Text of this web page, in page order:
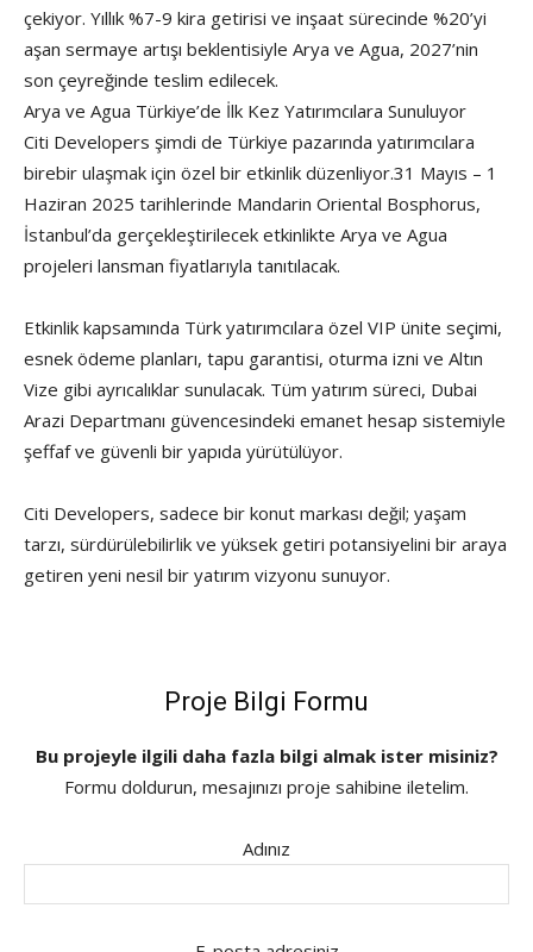
çekiyor. Yıllık %7-9 kira getirisi ve inşaat sürecinde %20’yi
aşan sermaye artışı beklentisiyle Arya ve Agua, 2027’nin
son çeyreğinde teslim edilecek.
Arya ve Agua Türkiye’de İlk Kez Yatırımcılara Sunuluyor
Citi Developers şimdi de Türkiye pazarında yatırımcılara
birebir ulaşmak için özel bir etkinlik düzenliyor.31 Mayıs – 1
Haziran 2025 tarihlerinde Mandarin Oriental Bosphorus,
İstanbul’da gerçekleştirilecek etkinlikte Arya ve Agua
projeleri lansman fiyatlarıyla tanıtılacak.
Etkinlik kapsamında Türk yatırımcılara özel VIP ünite seçimi,
esnek ödeme planları, tapu garantisi, oturma izni ve Altın
Vize gibi ayrıcalıklar sunulacak. Tüm yatırım süreci, Dubai
Arazi Departmanı güvencesindeki emanet hesap sistemiyle
şeffaf ve güvenli bir yapıda yürütülüyor.
Citi Developers, sadece bir konut markası değil; yaşam
tarzı, sürdürülebilirlik ve yüksek getiri potansiyelini bir araya
getiren yeni nesil bir yatırım vizyonu sunuyor.
Proje Bilgi Formu
Bu projeyle ilgili daha fazla bilgi almak ister misiniz?
Formu doldurun, mesajınızı proje sahibine iletelim.
Adınız